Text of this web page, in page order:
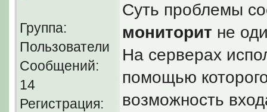
И по сути не
примочки для
Группа:
Пользователи
Сообщений:
14
Регистрация:
Суть проблемы
мониторит не
На серверах
помощью
возможность